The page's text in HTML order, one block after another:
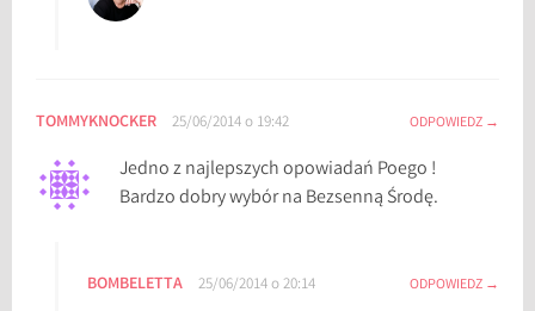
TOMMYKNOCKER 25/06/2014 o 19:42 ODPOWIEDZ
Jedno z najlepszych opowiadań Poego !
Bardzo dobry wybór na Bezsenną Środę.
BOMBELETTA 25/06/2014 o 20:14 ODPOWIEDZ